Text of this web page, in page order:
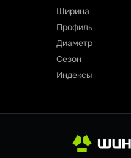
Ширина
Профиль
Диаметр
Сезон
Индексы